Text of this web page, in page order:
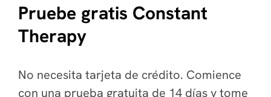
Pruebe gratis Constant
Therapy
No necesita tarjeta de crédito. Comience
con una prueba gratuita de 14 días y tome